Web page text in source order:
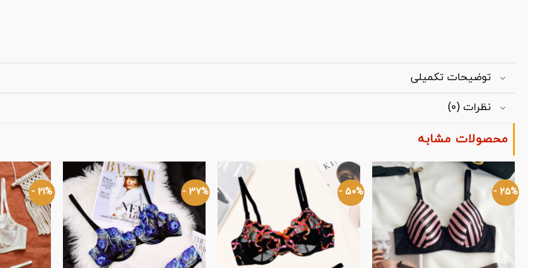
توضیحات تکمیلی
نظرات (0)
محصولات مشابه
25% -
50% -
37% -
21% -